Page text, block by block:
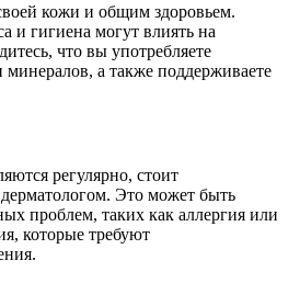
кожи и общим здоровьем.
и гигиена могут влиять на
что вы употребляете
минералов, а также поддерживаете
регулярно, стоит
дерматологом. Это может быть
проблем, таких как аллергия или
которые требуют